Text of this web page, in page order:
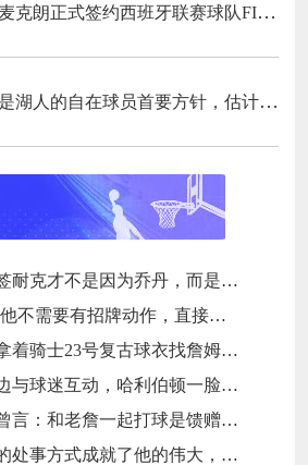
官方：扣篮王麦克朗正式签约西班牙联赛球队FIATC赫罗纳
记者：库明加是湖人的自在球员首要方针，估计很快会有发展
老詹此前：当年我签耐克才不是因为乔丹，而是7年9000万天价合同
雷-阿伦曾谈老詹：他不需要有招牌动作，直接碾压对手就行
追星成功！甲亢哥拿着骑士23号复古球衣找詹姆斯要签名
迷弟！老詹坐在台边与球迷互动，哈利伯顿一脸崇拜地看着
压力太大了！铁林曾言：和老詹一起打球是馈赠，也是困扰
拉塞尔此前：老詹的处事方式成就了他的伟大，他是没有缺点的球员